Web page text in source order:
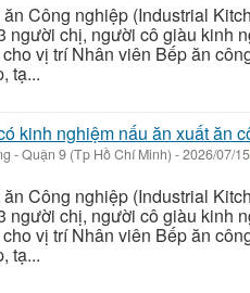
Công nghiệp (Industrial
người chị, người cô giàu kinh
vị trí Nhân viên Bếp ăn
tạ...
kinh nghiệm nấu ăn xuất ăn
-Quận 9 (Tp Hồ Chí Minh) -2026/07/15
Công nghiệp (Industrial
người chị, người cô giàu kinh
vị trí Nhân viên Bếp ăn
tạ...